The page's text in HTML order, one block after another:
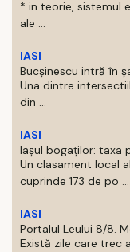
* in teorie, sistemul
ale ...
IASI
Bucșinescu intră în
Una dintre
din ...
IASI
Iașul bogaților: taxa
Un clasament local
cuprinde 173 de po ...
IASI
Portalul Leului 8/8.
Există zile care trec